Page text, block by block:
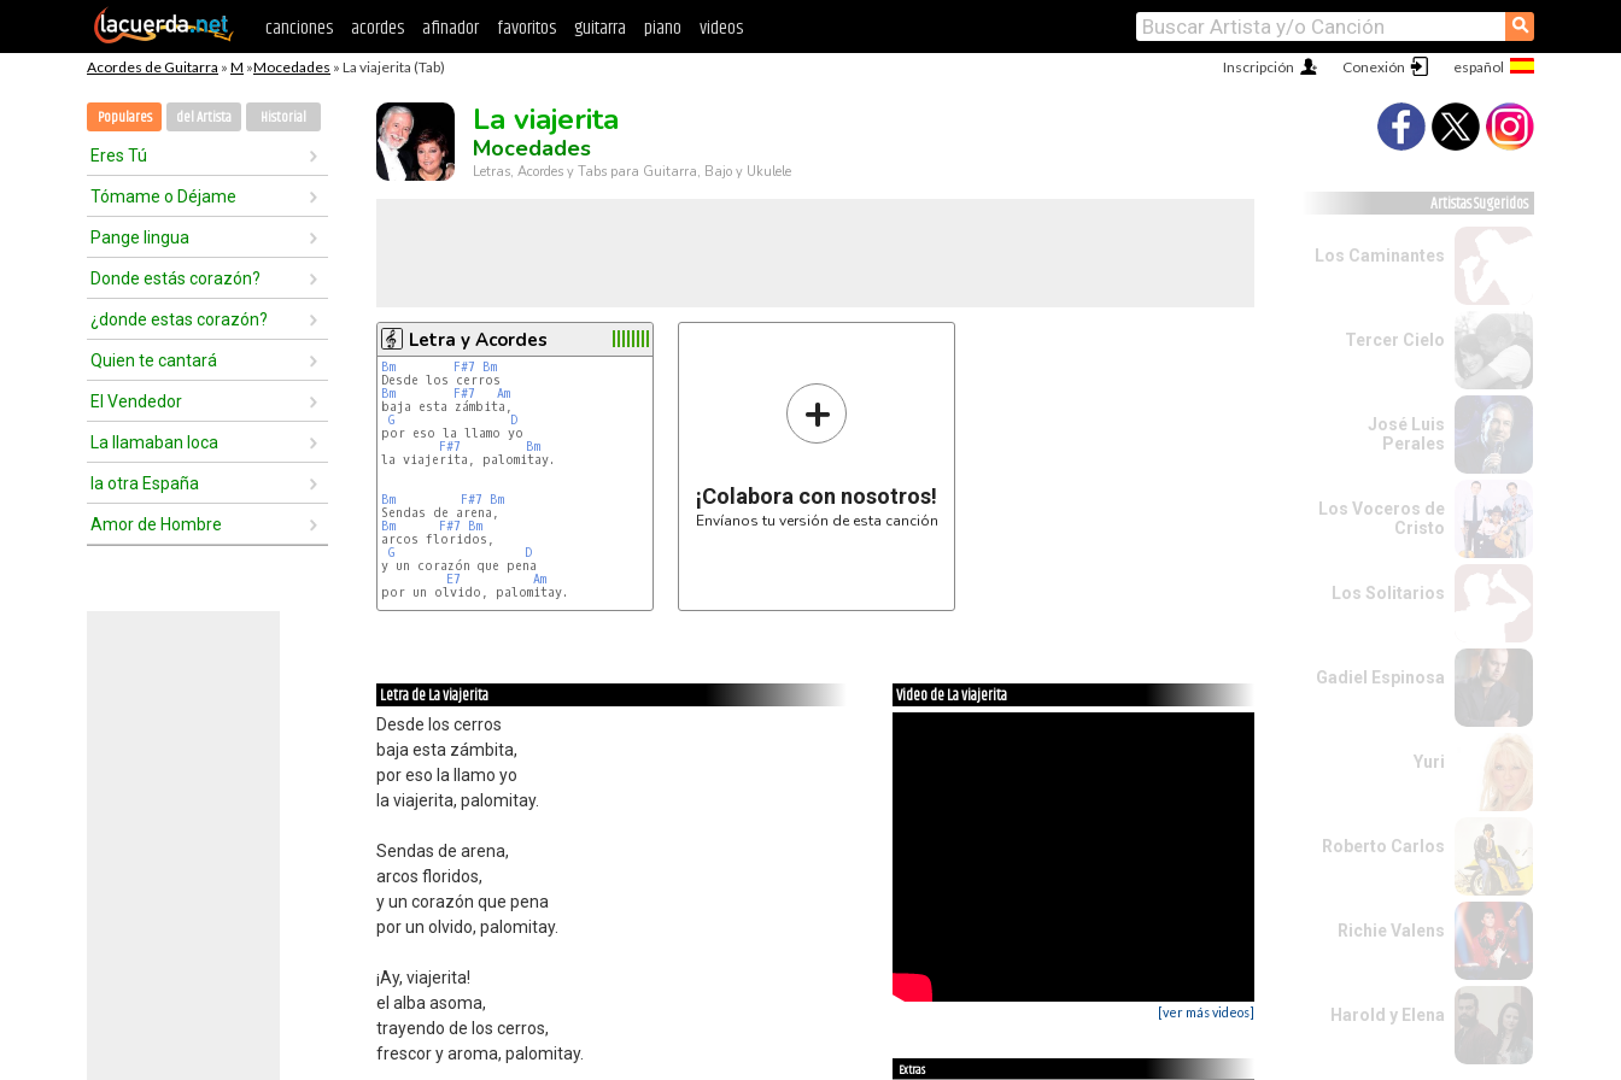
canciones acordes afinador favoritos guitarra piano videos ⚲
Acordes de Guitarra » M »Mocedades » La viajerita (Tab) Conexión
Inscripción
Populares del Artista Historial
Eres Tú
Tómame o Déjame
Pange lingua
Donde estás corazón?
¿donde estas corazón?
Quien te cantará
El Vendedor
La llamaban loca
la otra España
Amor de Hombre
La viajerita
Mocedades
Letras, Acordes y Tabs para Guitarra, Bajo y Ukulele
Letra y Acordes
Bm F#7
Bm
Bm
F#7
Am
baja esta zámbita,
G
D
por eso la llamo yo
F#7
Bm
la viajerita, palomitay.
Bm F#7
Bm
Bm
F#7
Bm
arcos floridos,
G
D
y un corazón que pena
E7
Am
por un olvido, palomitay.
+
¡Colabora con nosotros!
Envíanos tu versión de esta canción
Letra de La viajerita
Desde los cerros
baja esta zámbita,
por eso la llamo yo
la viajerita, palomitay.
Sendas de arena,
arcos floridos,
y un corazón que pena
por un olvido, palomitay.
¡Ay, viajerita!
el alba asoma,
trayendo de los cerros,
frescor y aroma, palomitay.
Video de La viajerita
[ver más videos]
Extras
Artistas Sugeridos
Los Caminantes
Tercer Cielo
José Luis
Perales
Los Voceros de
Cristo
Los Solitarios
Gadiel Espinosa
Yuri
Roberto Carlos
Richie Valens
Harold y Elena